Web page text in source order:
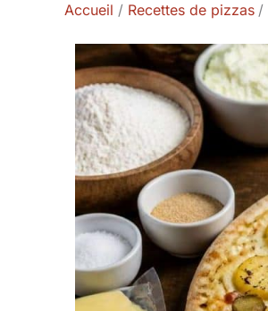
Accueil Recettes de pizzas